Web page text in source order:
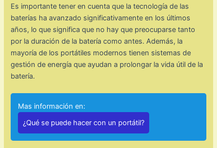
Es importante tener en cuenta que la tecnología de las
baterías ha avanzado significativamente en los últimos
años, lo que significa que no hay que preocuparse tanto
por la duración de la batería como antes. Además, la
mayoría de los portátiles modernos tienen sistemas de
gestión de energía que ayudan a prolongar la vida útil de la
batería.
Mas información en:
¿Qué se puede hacer con un portátil?